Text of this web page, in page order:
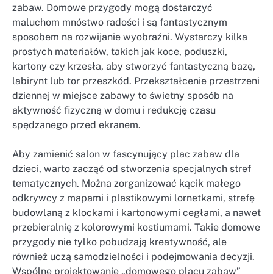
zabaw. Domowe przygody mogą dostarczyć
maluchom mnóstwo radości i są fantastycznym
sposobem na rozwijanie wyobraźni. Wystarczy kilka
prostych materiałów, takich jak koce, poduszki,
kartony czy krzesła, aby stworzyć fantastyczną bazę,
labirynt lub tor przeszkód. Przekształcenie przestrzeni
dziennej w miejsce zabawy to świetny sposób na
aktywność fizyczną w domu i redukcję czasu
spędzanego przed ekranem.
Aby zamienić salon w fascynujący plac zabaw dla
dzieci, warto zacząć od stworzenia specjalnych stref
tematycznych. Można zorganizować kącik małego
odkrywcy z mapami i plastikowymi lornetkami, strefę
budowlaną z klockami i kartonowymi cegłami, a nawet
przebieralnię z kolorowymi kostiumami. Takie domowe
przygody nie tylko pobudzają kreatywność, ale
również uczą samodzielności i podejmowania decyzji.
Wspólne projektowanie „domowego placu zabaw”